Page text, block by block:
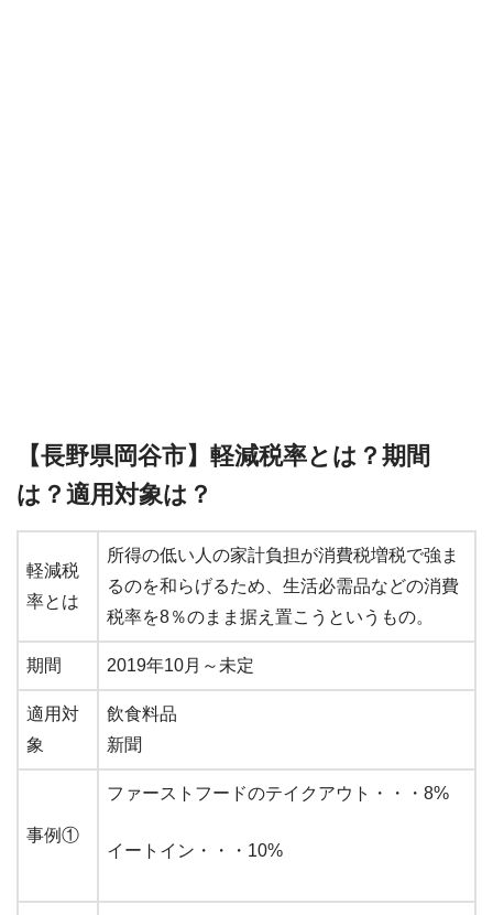
【長野県岡谷市】軽減税率とは？期間
は？適用対象は？
軽減税
率とは
所得の低い人の家計負担が消費税増税で強ま
るのを和らげるため、生活必需品などの消費
税率を8％のまま据え置こうというもの。
期間 2019年10月～未定
適用対
象
飲食料品
新聞
事例①
ファーストフードのテイクアウト・・・8%
イートイン・・・10%